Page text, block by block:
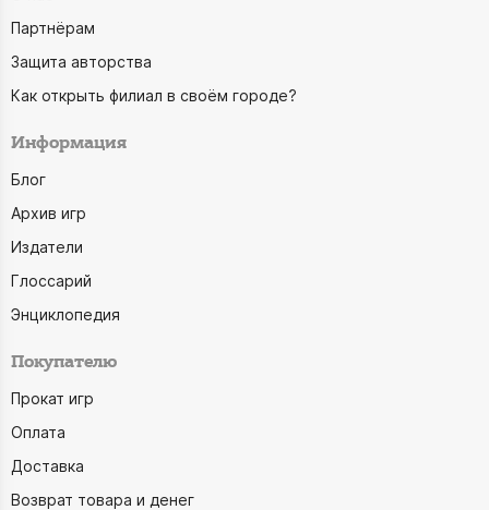
Партнёрам
Защита авторства
Как открыть филиал в своём городе?
Информация
Блог
Архив игр
Издатели
Глоссарий
Энциклопедия
Покупателю
Прокат игр
Оплата
Доставка
Возврат товара и денег